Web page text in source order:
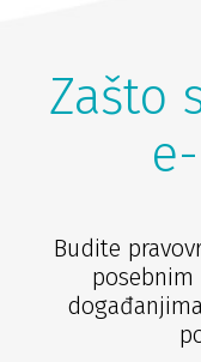
Zašto
Budite